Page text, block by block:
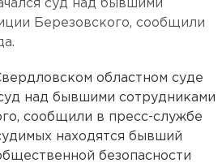
суд над бывшими
Березовского, сообщили
областном суде
над бывшими сотрудниками
сообщили в пресс-службе
находятся бывший
безопасности